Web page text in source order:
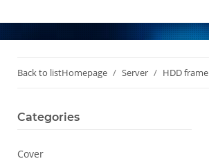
Back to listHomepage Server HDD frame
Categories
Cover